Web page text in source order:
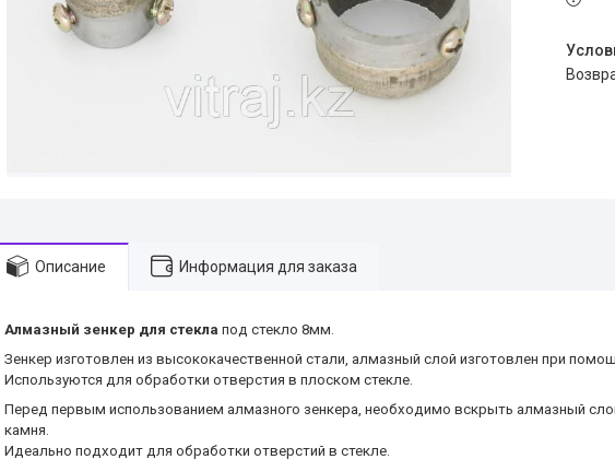
Описание Информация для заказа
Алмазный зенкер для стекла под стекло 8мм.
Зенкер изготовлен из высококачественной стали, алмазный слой изготовлен при
Используются для обработки отверстия в плоском стекле.
Перед первым использованием алмазного зенкера, необходимо вскрыть алмазный
камня.
Идеально подходит для обработки отверстий в стекле.